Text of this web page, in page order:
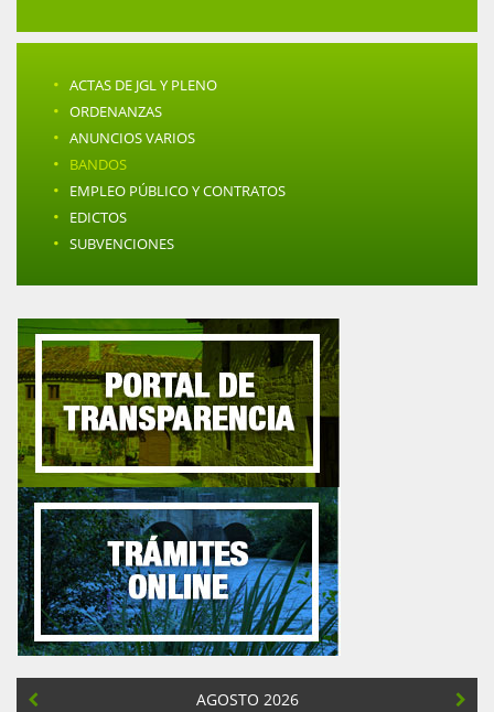
· ACTAS DE JGL Y PLENO
· ORDENANZAS
· ANUNCIOS VARIOS
· BANDOS
· EMPLEO PÚBLICO Y CONTRATOS
· EDICTOS
· SUBVENCIONES
AGOSTO 2026